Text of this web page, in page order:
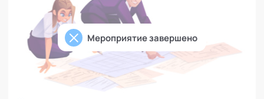
Мероприятие завершено